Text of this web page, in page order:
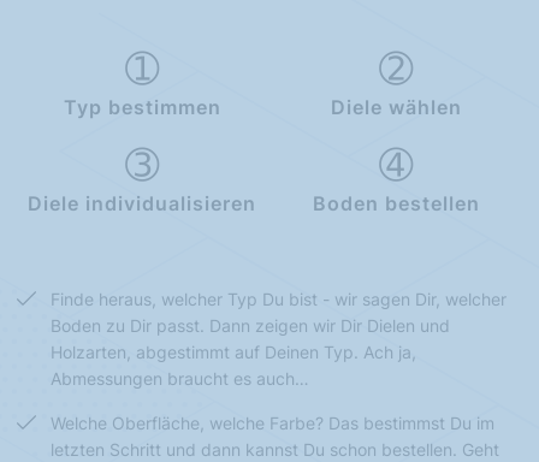
Typ bestimmen Diele wählen
Diele individualisieren Boden bestellen
Finde heraus, welcher Typ Du bist - wir sagen Dir, welcher
Boden zu Dir passt. Dann zeigen wir Dir Dielen und
Holzarten, abgestimmt auf Deinen Typ. Ach ja,
Abmessungen braucht es auch…
Welche Oberfläche, welche Farbe? Das bestimmst Du im
letzten Schritt und dann kannst Du schon bestellen. Geht